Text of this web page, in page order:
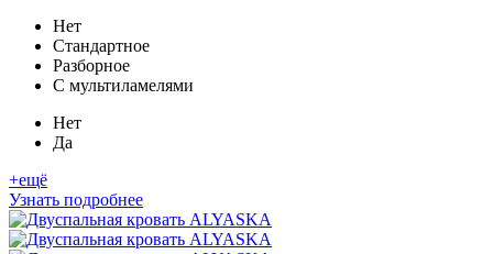
Нет
Стандартное
Разборное
С мультиламелями
Нет
Да
+ещё
Узнать подробнее